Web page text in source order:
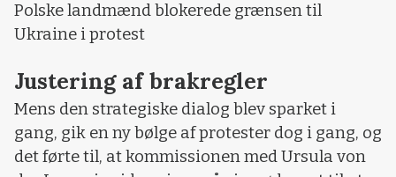
Polske landmænd blokerede grænsen til
Ukraine i protest
Justering af brakregler
Mens den strategiske dialog blev sparket i
gang, gik en ny bølge af protester dog i gang, og
det førte til, at kommissionen med Ursula von